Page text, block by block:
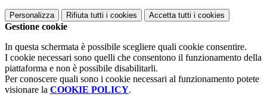
Personalizza Rifiuta tutti i cookies Accetta tutti i cookies
Gestione cookie
In questa schermata è possibile scegliere quali cookie consentire.
I cookie necessari sono quelli che consentono il funzionamento della
piattaforma e non è possibile disabilitarli.
Per conoscere quali sono i cookie necessari al funzionamento potete
visionare la COOKIE POLICY.